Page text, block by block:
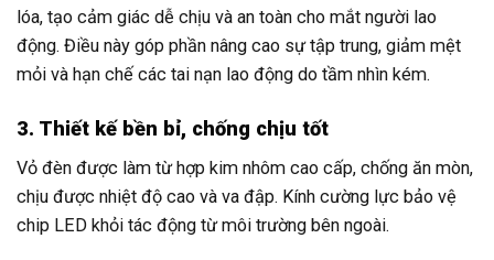
lóa, tạo cảm giác dễ chịu và an toàn cho mắt người lao
động. Điều này góp phần nâng cao sự tập trung, giảm mệt
mỏi và hạn chế các tai nạn lao động do tầm nhìn kém.
3. Thiết kế bền bỉ, chống chịu tốt
Vỏ đèn được làm từ hợp kim nhôm cao cấp, chống ăn mòn,
chịu được nhiệt độ cao và va đập. Kính cường lực bảo vệ
chip LED khỏi tác động từ môi trường bên ngoài.